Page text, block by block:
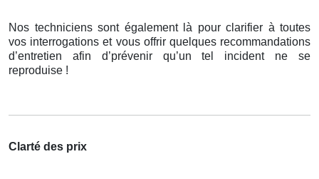
Nos techniciens sont également là pour clarifier à toutes
vos interrogations et vous offrir quelques recommandations
d’entretien afin d’prévenir qu’un tel incident ne se
reproduise !
Clarté des prix